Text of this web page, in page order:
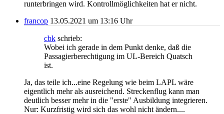
runterbringen wird. Kontrollmöglichkeiten hat er nicht.
francop 13.05.2021 um 13:16 Uhr
cbk schrieb:
Wobei ich gerade in dem Punkt denke, daß die
Passagierberechtigung im UL-Bereich Quatsch
ist.
Ja, das teile ich...eine Regelung wie beim LAPL wäre
eigentlich mehr als ausreichend. Streckenflug kann man
deutlich besser mehr in die "erste" Ausbildung integrieren.
Nur: Kurzfristig wird sich das wohl nicht ändern....